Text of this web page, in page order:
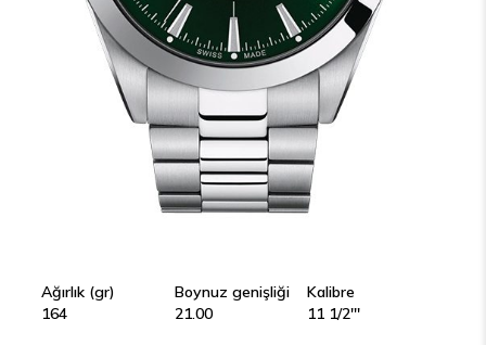
Ağırlık (gr)
164
Boynuz genişliği
21.00
Kalibre
11 1/2'''